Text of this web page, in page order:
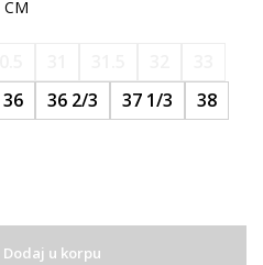
CM
36 36 2/3 37 1/3
38
Dodaj u korpu